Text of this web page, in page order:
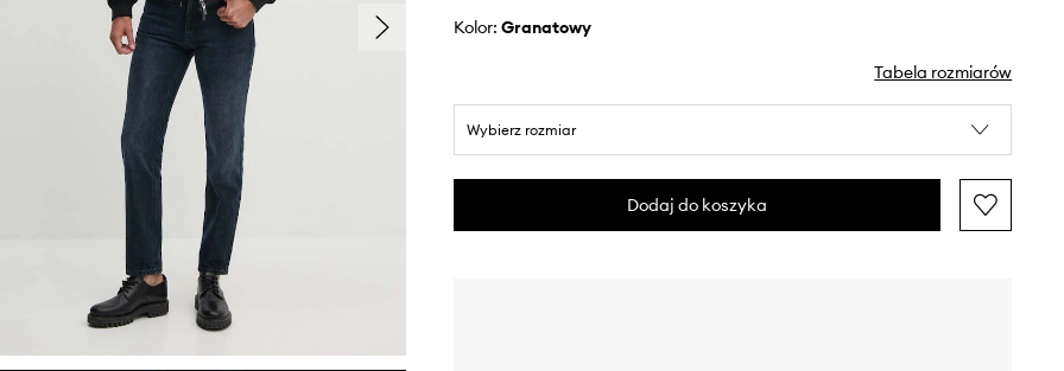
Kolor: granatowy
Tabela rozmiarów
Wybierz rozmiar
Dodaj do koszyka